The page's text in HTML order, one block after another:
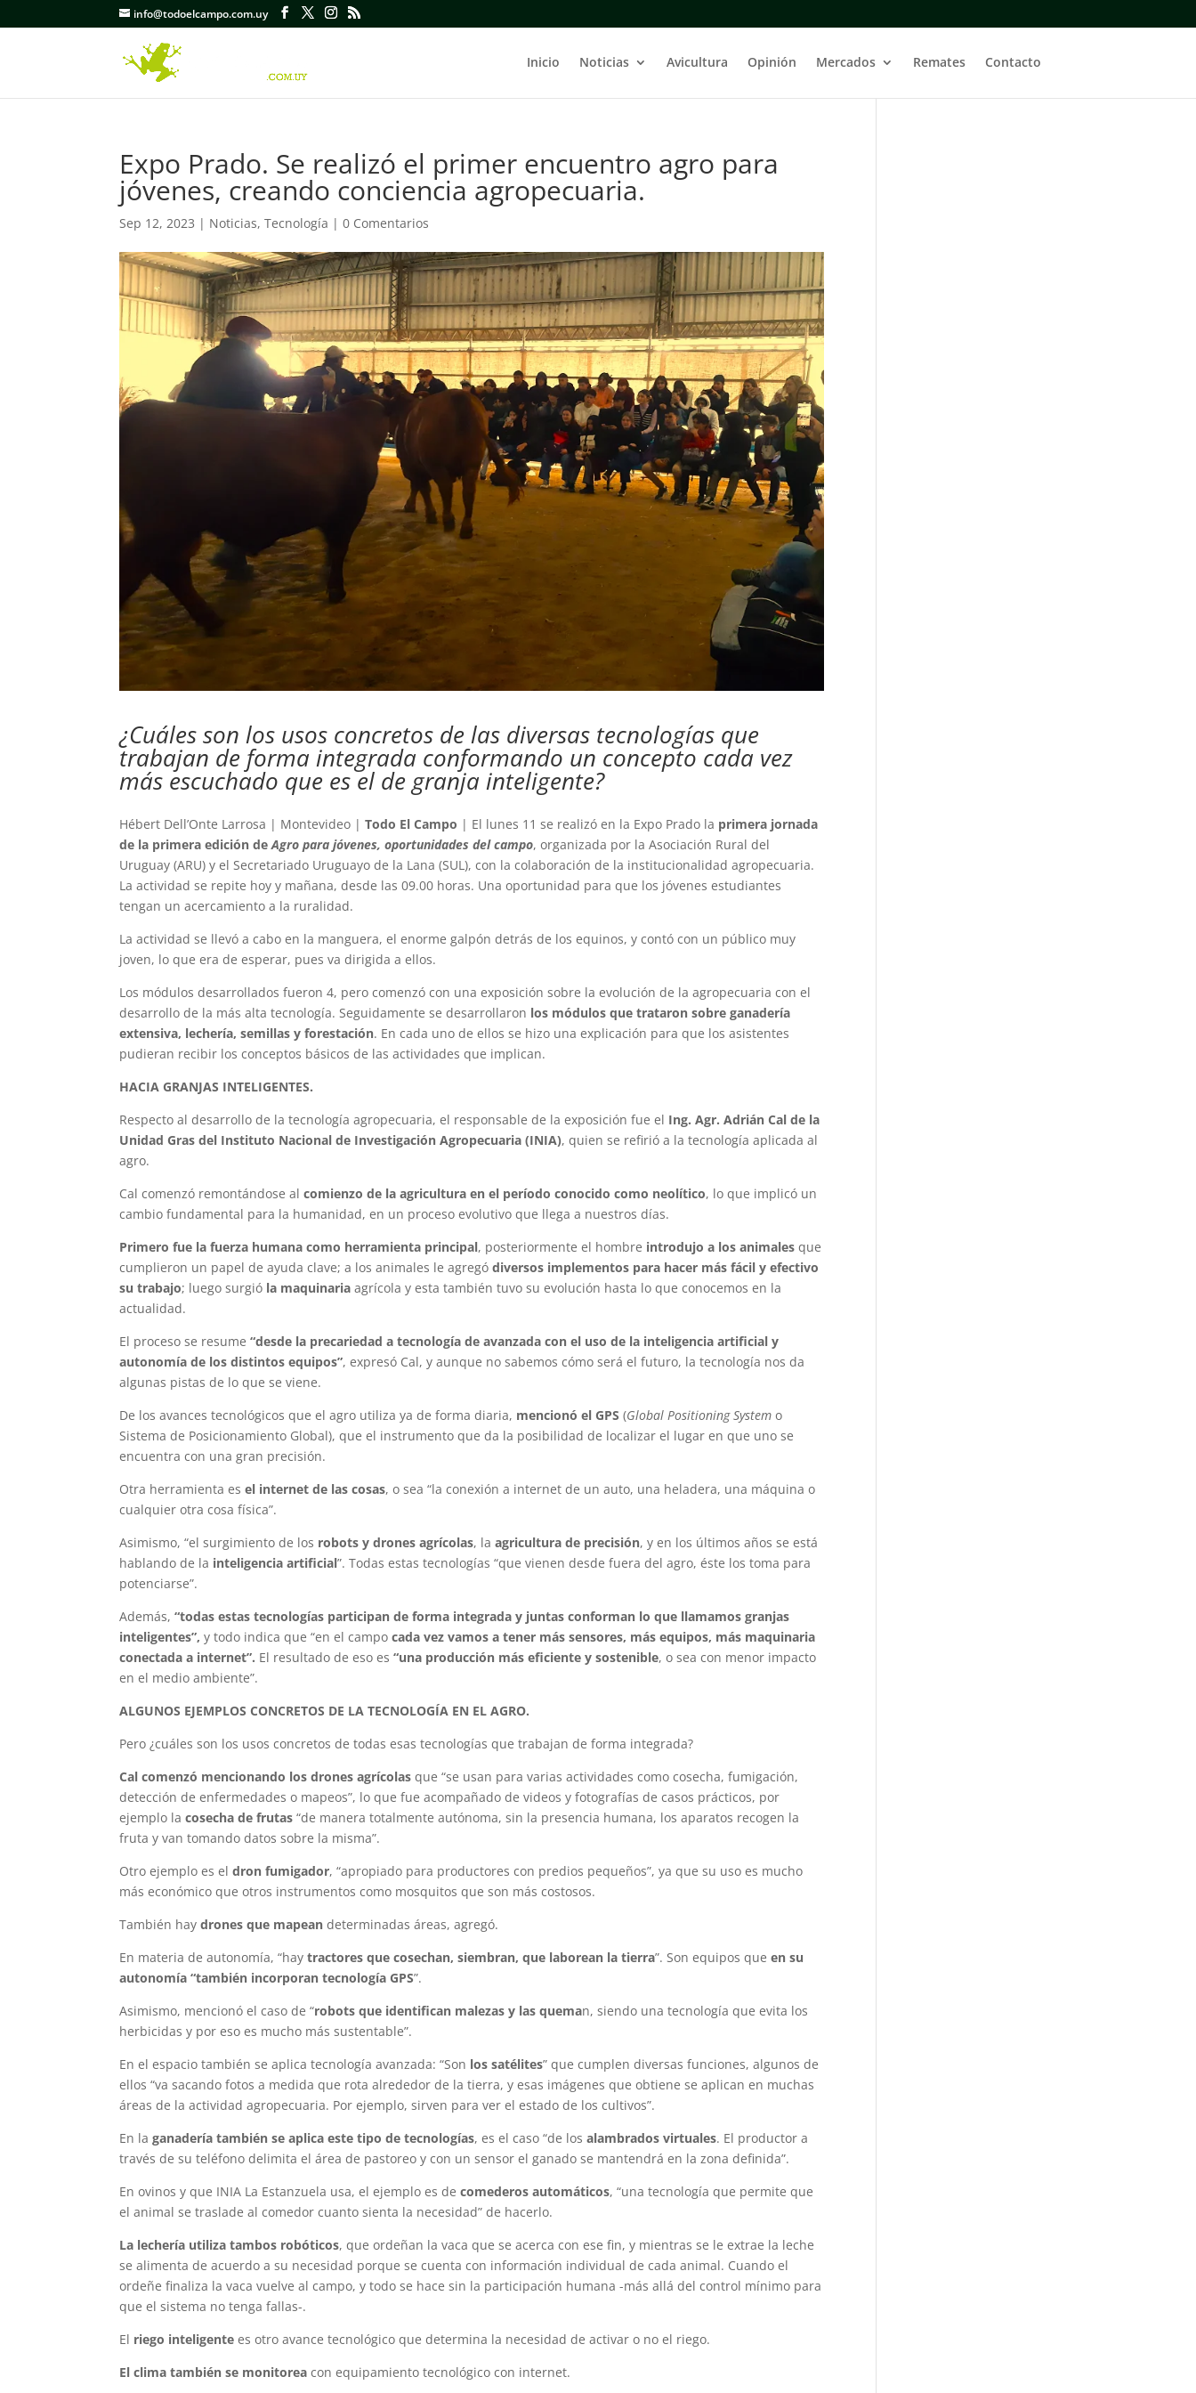
info@todoelcampo.com.uy
Inicio Noticias Avicultura Opinión Mercados Remates Contacto
Expo Prado. Se realizó el primer encuentro agro para
jóvenes, creando conciencia agropecuaria.
Sep 12, 2023 | Noticias,Tecnología |0 Comentarios
¿Cuáles son los usos concretos de las diversas tecnologías que
trabajan de forma integrada conformando un concepto cada vez
más escuchado que es el de granja inteligente?
Hébert Dell’Onte Larrosa | Montevideo |Todo El Campo | El lunes 11 se realizó en la Expo Prado la primera jornada
de la primera edición deAgro para jóvenes, oportunidades del campo, organizada por la Asociación Rural del
Uruguay (ARU) y el Secretariado Uruguayo de la Lana (SUL), con la colaboración de la institucionalidad agropecuaria.
La actividad se repite hoy y mañana, desde las 09.00 horas. Una oportunidad para que los jóvenes estudiantes
tengan un acercamiento a la ruralidad.
La actividad se llevó a cabo en la manguera, el enorme galpón detrás de los equinos, y contó con un público muy
joven, lo que era de esperar, pues va dirigida a ellos.
Los módulos desarrollados fueron 4, pero comenzó con una exposición sobre la evolución de la agropecuaria con el
desarrollo de la más alta tecnología. Seguidamente se desarrollaron los módulos que trataron sobre ganadería
extensiva, lechería, semillas y forestación. En cada uno de ellos se hizo una explicación para que los asistentes
pudieran recibir los conceptos básicos de las actividades que implican.
HACIA GRANJAS INTELIGENTES.
Respecto al desarrollo de la tecnología agropecuaria, el responsable de la exposición fue el Ing. Agr. Adrián Cal de la
Unidad Gras del Instituto Nacional de Investigación Agropecuaria (INIA), quien se refirió a la tecnología aplicada al
agro.
Cal comenzó remontándose alcomienzo de la agricultura en el período conocido como neolítico, lo que implicó un
cambio fundamental para la humanidad, en un proceso evolutivo que llega a nuestros días.
Primero fue la fuerza humana como herramienta principal, posteriormente el hombre introdujo a los animales que
cumplieron un papel de ayuda clave; a los animales le agregódiversos implementos para hacer más fácil y efectivo
su trabajo; luego surgió la maquinaria agrícola y esta también tuvo su evolución hasta lo que conocemos en la
actualidad.
El proceso se resume“desde la precariedad a tecnología de avanzada con el uso de la inteligencia artificial y
autonomía de los distintos equipos”, expresó Cal, y aunque no sabemos cómo será el futuro, la tecnología nos da
algunas pistas de lo que se viene.
De los avances tecnológicos que el agro utiliza ya de forma diaria, mencionó el GPS (Global Positioning System o
Sistema de Posicionamiento Global), que el instrumento que da la posibilidad de localizar el lugar en que uno se
encuentra con una gran precisión.
Otra herramienta esel internet de las cosas, o sea “la conexión a internet de un auto, una heladera, una máquina o
cualquier otra cosa física”.
Asimismo, “el surgimiento de los robots y drones agrícolas, laagricultura de precisión, y en los últimos años se está
hablando de la inteligencia artificial”. Todas estas tecnologías “que vienen desde fuera del agro, éste los toma para
potenciarse”.
Además,“todas estas tecnologías participan de forma integrada y juntas conforman lo que llamamos granjas
inteligentes”, y todo indica que “en el campocada vez vamos a tener más sensores, más equipos, más maquinaria
conectada a internet”. El resultado de eso es“una producción más eficiente y sostenible, o sea con menor impacto
en el medio ambiente”.
ALGUNOS EJEMPLOS CONCRETOS DE LA TECNOLOGÍA EN EL AGRO.
Pero ¿cuáles son los usos concretos de todas esas tecnologías que trabajan de forma integrada?
Cal comenzó mencionando los drones agrícolas que “se usan para varias actividades como cosecha, fumigación,
detección de enfermedades o mapeos”, lo que fue acompañado de videos y fotografías de casos prácticos, por
ejemplo lacosecha de frutas “de manera totalmente autónoma, sin la presencia humana, los aparatos recogen la
fruta y van tomando datos sobre la misma”.
Otro ejemplo es eldron fumigador, “apropiado para productores con predios pequeños”, ya que su uso es mucho
más económico que otros instrumentos como mosquitos que son más costosos.
También haydrones que mapean determinadas áreas, agregó.
En materia de autonomía, “haytractores que cosechan, siembran, que laborean la tierra”. Son equipos queen su
autonomía “también incorporan tecnología GPS”.
Asimismo, mencionó el caso de “robots que identifican malezas y las queman, siendo una tecnología que evita los
herbicidas y por eso es mucho más sustentable”.
En el espacio también se aplica tecnología avanzada: “Son los satélites” que cumplen diversas funciones, algunos de
ellos “va sacando fotos a medida que rota alrededor de la tierra, y esas imágenes que obtiene se aplican en muchas
áreas de la actividad agropecuaria. Por ejemplo, sirven para ver el estado de los cultivos”.
En laganadería también se aplica este tipo de tecnologías, es el caso “de losalambrados virtuales. El productor a
través de su teléfono delimita el área de pastoreo y con un sensor el ganado se mantendrá en la zona definida”.
En ovinos y que INIA La Estanzuela usa, el ejemplo es decomederos automáticos, “una tecnología que permite que
el animal se traslade al comedor cuanto sienta la necesidad” de hacerlo.
La lechería utiliza tambos robóticos, que ordeñan la vaca que se acerca con ese fin, y mientras se le extrae la leche
se alimenta de acuerdo a su necesidad porque se cuenta con información individual de cada animal. Cuando el
ordeñe finaliza la vaca vuelve al campo, y todo se hace sin la participación humana -más allá del control mínimo para
que el sistema no tenga fallas-.
El riego inteligente es otro avance tecnológico que determina la necesidad de activar o no el riego.
El clima también se monitorea con equipamiento tecnológico con internet.